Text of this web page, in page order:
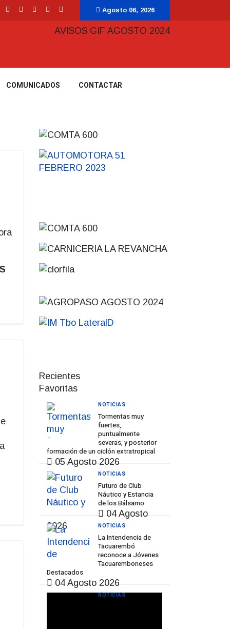
Agosto 06, 2026
COMUNICADOS CONTACTAR
Recientes
Favoritas
Tormentas muy
fuertes,
puntualmente
severas, y posterior
formación de un ciclón extratropical
05 Agosto 2026
NOTICIAS
Futuro de Club
Náutico y Estancia
de los Bálsamo
04 Agosto
2026
NOTICIAS
La Intendencia de
Tacuarembó
reconoce a Jóvenes
Tacuaremboneses
Destacados
04 Agosto 2026
NOTICIAS
NOTICIAS